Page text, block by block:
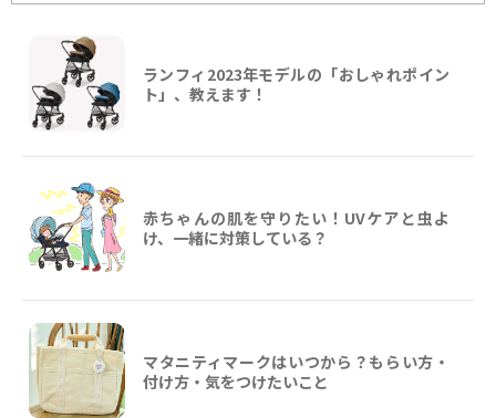
ランフィ2023年モデルの「おしゃれポイン
ト」、教えます！
赤ちゃんの肌を守りたい！UVケアと虫よ
け、一緒に対策している？
マタニティマークはいつから？もらい方・
付け方・気をつけたいこと